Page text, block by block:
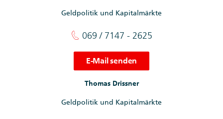
Geldpolitik und Kapitalmärkte
069 / 7147 - 2625
E-Mail senden
Thomas Drissner
Geldpolitik und Kapitalmärkte